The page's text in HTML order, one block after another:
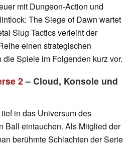
mit Dungeon-Action und
The Siege of Dawn wartet
Slug Tactics verleiht der
einen strategischen
Spiele im Folgenden kurz vor.
2– Cloud, Konsole und
in das Universum des
Ball eintauchen. Als Mitglied der
berühmte Schlachten der Serie